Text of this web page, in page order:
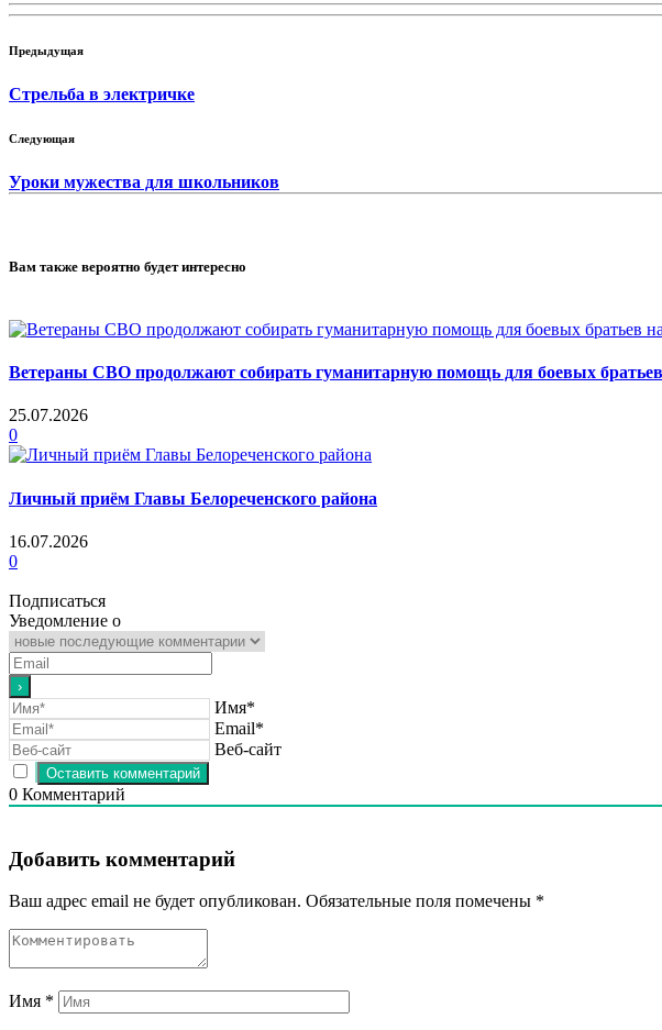
Предыдущая
Стрельба в электричке
Следующая
Уроки мужества для школьников
Вам также вероятно будет интересно
Ветераны СВО продолжают собирать гуманитарную помощь для боевых братьев
25.07.2026
0
Личный приём Главы Белореченского района
16.07.2026
0
Подписаться
Уведомление о
Имя*
Email*
Веб-сайт
0 Комментарий
Добавить комментарий
Ваш адрес email не будет опубликован. Обязательные поля помечены *
Имя *